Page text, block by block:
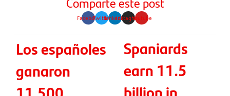
FacebookTwitterLinkedinInstagramYoutube
Los españoles
ganaron
Spaniards
earn 11.5